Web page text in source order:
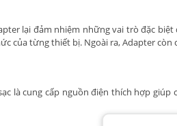
lại đảm nhiệm những vai trò đặc
của từng thiết bị. Ngoài ra, Adapter
là cung cấp nguồn điện thích hợp